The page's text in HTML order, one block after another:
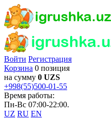
Войти Регистрация
Корзина 0 позиция
на сумму 0 UZS
+998(55)500-01-55
Время работы:
Пн-Вс 07:00-22:00.
UZ RU EN